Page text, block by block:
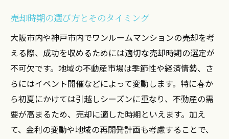
流れ
成功事例に見る効果的な売却ステップ
売却前の準備が成功を左右する
市場価格以上で売るための交渉術
購入者のニーズに応えるアプローチ
売却後のトラブルを防ぐ方法
経験者が語る売却成功の秘訣
売却時期の選び方とそのタイミング
大阪市内や神戸市内でワンルームマンションの売却を考
える際、成功を収めるためには適切な売却時期の選定が
不可欠です。地域の不動産市場は季節性や経済情勢、さ
らにはイベント開催などによって変動します。特に春か
ら初夏にかけては引越しシーズンに重なり、不動産の需
要が高まるため、売却に適した時期といえます。加え
て、金利の変動や地域の再開発計画も考慮することで、